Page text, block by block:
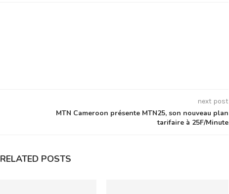
next post
MTN Cameroon présente MTN25, son nouveau plan
tarifaire à 25F/Minute
RELATED POSTS